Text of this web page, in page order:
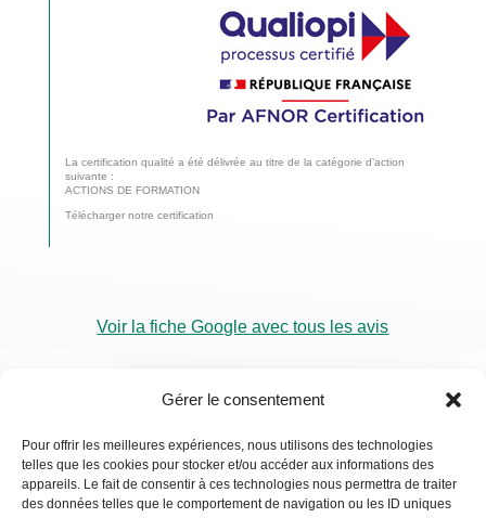
Gérer le consentement
Pour offrir les meilleures expériences, nous utilisons des technologies
telles que les cookies pour stocker et/ou accéder aux informations des
appareils. Le fait de consentir à ces technologies nous permettra de traiter
des données telles que le comportement de navigation ou les ID uniques
La certification qualité a été délivrée au titre de la catégorie d’action
suivante :
ACTIONS DE FORMATION
Télécharger notre certification
Voir la fiche Google avec tous les avis
RDV
Visio